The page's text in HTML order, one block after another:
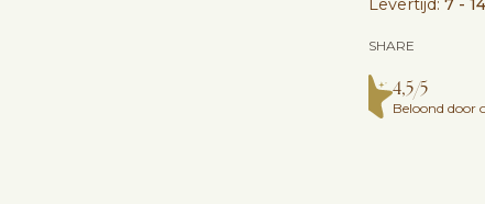
Levertijd: 7 -
SHARE
4,5/5
Beloond door